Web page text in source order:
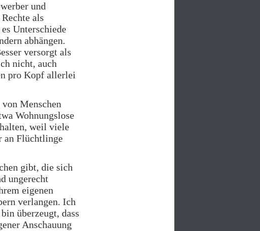
und
als
Unterschiede
abhängen.
versorgt als
nicht, auch
pro Kopf allerlei
Menschen
Wohnungslose
weil viele
an Flüchtlinge
gibt, die sich
ungerecht
eigenen
verlangen. Ich
überzeugt, dass
Anschauung